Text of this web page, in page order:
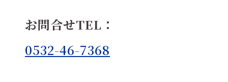
お問合せTEL：
0532-46-7368